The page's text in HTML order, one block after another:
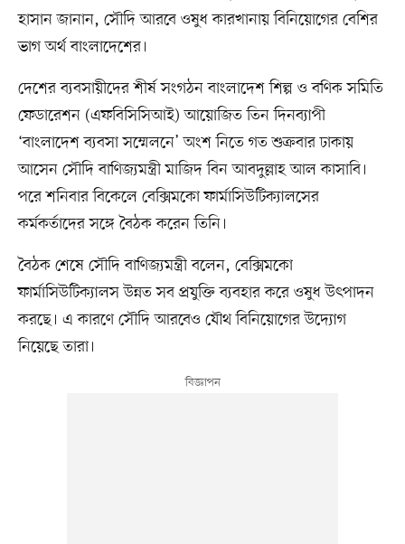
হাসান জানান, সৌদি আরবে ওষুধ কারখানায় বিনিয়োগের বেশির
ভাগ অর্থ বাংলাদেশের।
দেশের ব্যবসায়ীদের শীর্ষ সংগঠন বাংলাদেশ শিল্প ও বণিক সমিতি
ফেডারেশন (এফবিসিসিআই) আয়োজিত তিন দিনব্যাপী
‘বাংলাদেশ ব্যবসা সম্মেলনে’ অংশ নিতে গত শুক্রবার ঢাকায়
আসেন সৌদি বাণিজ্যমন্ত্রী মাজিদ বিন আবদুল্লাহ আল কাসাবি।
পরে শনিবার বিকেলে বেক্সিমকো ফার্মাসিউটিক্যালসের
কর্মকর্তাদের সঙ্গে বৈঠক করেন তিনি।
বৈঠক শেষে সৌদি বাণিজ্যমন্ত্রী বলেন, বেক্সিমকো
ফার্মাসিউটিক্যালস উন্নত সব প্রযুক্তি ব্যবহার করে ওষুধ উৎপাদন
করছে। এ কারণে সৌদি আরবেও যৌথ বিনিয়োগের উদ্যোগ
নিয়েছে তারা।